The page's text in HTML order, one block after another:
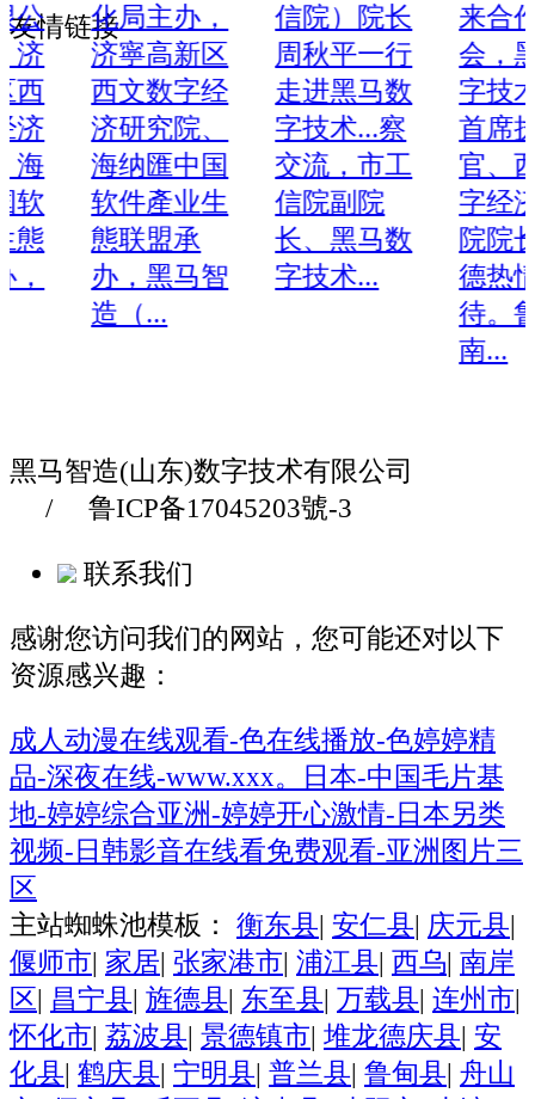
化局主办，
济寧高新区
西文数字经
济研究院、
海纳匯中国
软件產业生
態联盟承
办，黑马智
信院）院长
周秋平一行
走进黑马数
字技术...察
交流，市工
信院副院
长、黑马数
字技术...
来合作机
会，黑马数
字技术集团
首席执行
官、西文数
字经济研究
院院长段本
德热情接
待。鲁西
友情链接
首页
关于我们
解决方案
数字工业解决方案
数字农业解决方案
数字
孪生解决方案 数字港口解决方案
智慧园区
解决方案
新闻动態
產品中心
黑马智造(山东)数字技术有限公司
/ 鲁ICP备17045203號-3
联系我们
感谢您访问我们的网站，您可能还对以下
资源感兴趣：
成人动漫在线观看-色在线播放-色婷婷精
品-深夜在线-www.xxx。日本-中国毛片基
地-婷婷综合亚洲-婷婷开心激情-日本另类
视频-日韩影音在线看免费观看-亚洲图片三
区
主站蜘蛛池模板： 衡东县| 安仁县| 庆元县|
偃师市| 家居| 张家港市| 浦江县| 西乌| 南岸
区| 昌宁县| 旌德县| 东至县| 万载县| 连州市|
怀化市| 荔波县| 景德镇市| 堆龙德庆县| 安
化县| 鹤庆县| 宁明县| 普兰县| 鲁甸县| 舟山